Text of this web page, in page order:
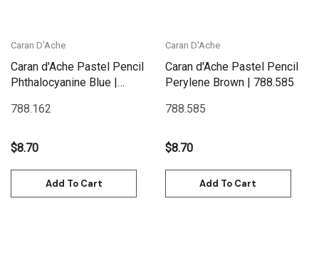
Caran D'Ache
Caran d'Ache Pastel Pencil
Phthalocyanine Blue |
788.162
$8.70
Add To Cart
Caran D'Ache
Caran d'Ache Pastel Pencil
Perylene Brown | 788.585
788.585
$8.70
Add To Cart